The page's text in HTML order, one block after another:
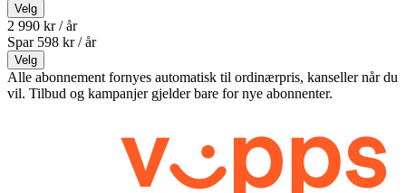
Velg
2 990 kr / år
Spar 598 kr /år
Velg
Alle abonnement fornyes automatisk til ordinærpris, kanseller når du
vil. Tilbud og kampanjer gjelder bare for nye abonnenter.